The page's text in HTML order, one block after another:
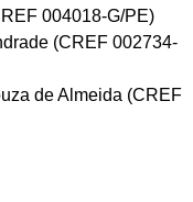
004018-G/PE)
(CREF 002734-
de Almeida (CREF